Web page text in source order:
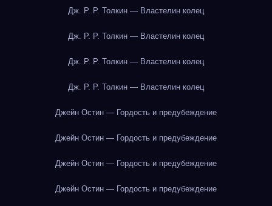
Дж. Р. Р. Толкин — Властелин колец
Дж. Р. Р. Толкин — Властелин колец
Дж. Р. Р. Толкин — Властелин колец
Дж. Р. Р. Толкин — Властелин колец
Джейн Остин — Гордость и предубеждение
Джейн Остин — Гордость и предубеждение
Джейн Остин — Гордость и предубеждение
Джейн Остин — Гордость и предубеждение